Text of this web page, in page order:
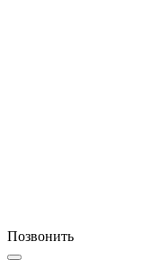
Позвонить